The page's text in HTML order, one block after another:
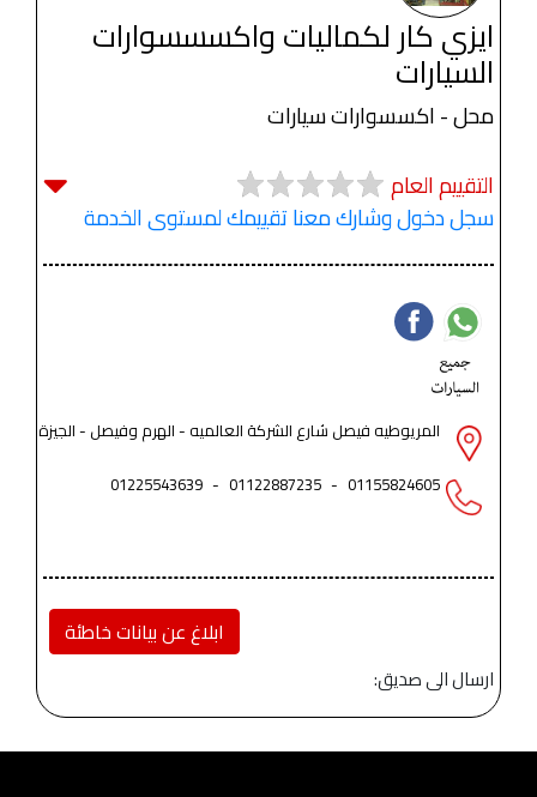
ايزي كار لكماليات واكسسسوارات
السيارات
محل - اكسسوارات سيارات
التقييم العام
سجل دخول وشارك معنا تقييمك لمستوى الخدمة
المريوطيه فيصل شارع الشركة العالميه - الهرم وفيصل - الجيزة
01155824605
-
01122887235
-
01225543639
ابلاغ عن بيانات خاطئة
ارسال الى صديق: